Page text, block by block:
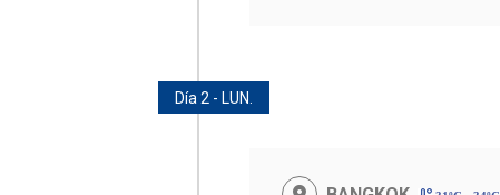
Día 2 - LUN.